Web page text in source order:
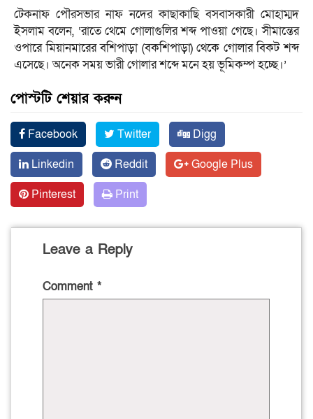
টেকনাফ পৌরসভার নাফ নদের কাছাকাছি বসবাসকারী মোহাম্মদ
ইসলাম বলেন, ‘রাতে থেমে গোলাগুলির শব্দ পাওয়া গেছে। সীমান্তের
ওপারে মিয়ানমারের বশিপাড়া (বকশিপাড়া) থেকে গোলার বিকট শব্দ
এসেছে। অনেক সময় ভারী গোলার শব্দে মনে হয় ভূমিকম্প হচ্ছে।’
পোস্টটি শেয়ার করুন
Facebook Twitter
Digg
Linkedin
Reddit
Google Plus
Pinterest
Print
Leave a Reply
Comment *